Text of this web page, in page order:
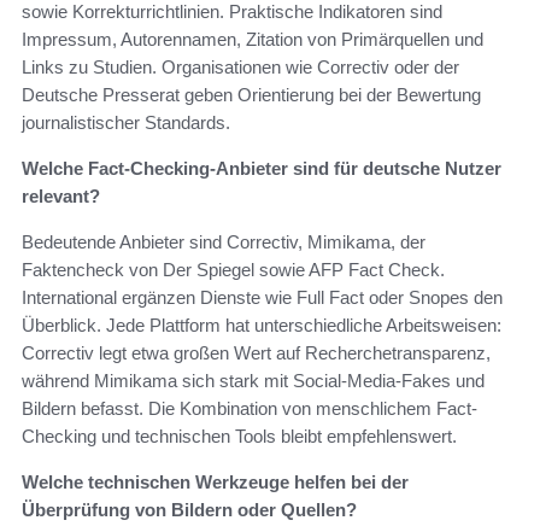
sowie Korrekturrichtlinien. Praktische Indikatoren sind
Impressum, Autorennamen, Zitation von Primärquellen und
Links zu Studien. Organisationen wie Correctiv oder der
Deutsche Presserat geben Orientierung bei der Bewertung
journalistischer Standards.
Welche Fact-Checking-Anbieter sind für deutsche Nutzer
relevant?
Bedeutende Anbieter sind Correctiv, Mimikama, der
Faktencheck von Der Spiegel sowie AFP Fact Check.
International ergänzen Dienste wie Full Fact oder Snopes den
Überblick. Jede Plattform hat unterschiedliche Arbeitsweisen:
Correctiv legt etwa großen Wert auf Recherchetransparenz,
während Mimikama sich stark mit Social-Media-Fakes und
Bildern befasst. Die Kombination von menschlichem Fact-
Checking und technischen Tools bleibt empfehlenswert.
Welche technischen Werkzeuge helfen bei der
Überprüfung von Bildern oder Quellen?